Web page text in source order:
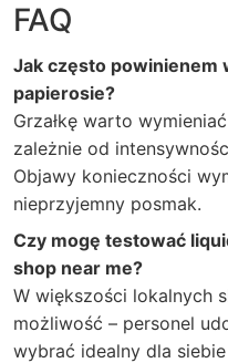
FAQ
Jak często powinienem
papierosie?
Grzałkę warto
zależnie od
Objawy konieczności
nieprzyjemny posmak.
Czy mogę testować
shop near me?
W większości lokalnych
możliwość – personel
wybrać idealny dla siebie